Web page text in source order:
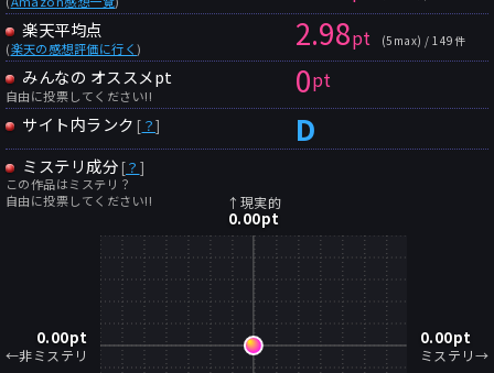
楽天平均点
(楽天の感想評価に行く) 2.98pt (5max) / 149件
みんなの オススメpt
自由に投票してください!! 0pt
サイト内ランク [ ？] D
ミステリ成分 [？ ]
この作品はミステリ？
自由に投票してください!!
↑現実的
0.00pt
0.00pt
←非ミステリ
0.00pt
ミステリ→